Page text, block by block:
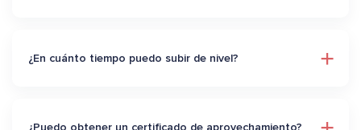
¿En cuánto tiempo puedo subir de nivel?